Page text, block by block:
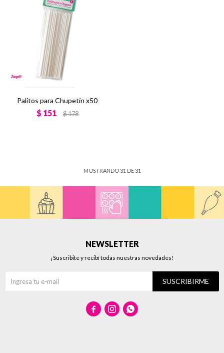
Palitos para Chupetín x50
$ 151 $178
MOSTRANDO31 DE31
NEWSLETTER
¡Suscribite y recibí todas nuestras novedades!
SUSCRIBIRME
  